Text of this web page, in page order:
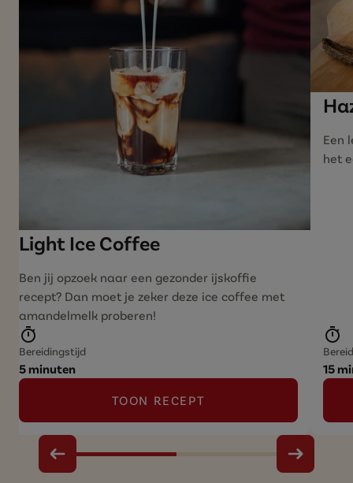
Light Ice Coffee
Ben jij opzoek naar een gezonder ijskoffie
recept? Dan moet je zeker deze ice coffee met
amandelmelk proberen!
Bereidingstijd
5 minuten
TOON RECEPT
Een
het
15